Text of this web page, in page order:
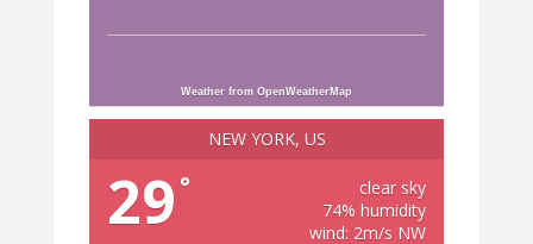
Weather from OpenWeatherMap
NEW YORK, US
29 °
clear sky
74% humidity
wind: 2m/s NW